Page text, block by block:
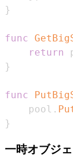
}
func
return
}
func
    pool
.
}
一時オブジ